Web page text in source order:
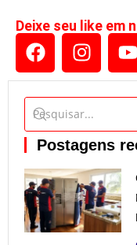
Deixe seu like em
Postagens